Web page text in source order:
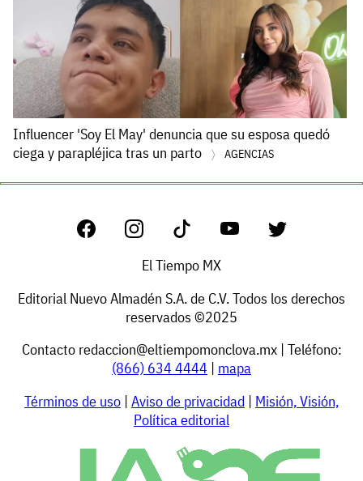
Influencer 'Soy El May' denuncia que su esposa quedó
ciega y parapléjica tras un parto
AGENCIAS
El Tiempo MX
Editorial Nuevo Almadén S.A. de C.V. Todos los derechos
reservados ©2025
Contacto redaccion@eltiempomonclova.mx| Teléfono:
(866) 634 4444 | mapa
Términos de uso | Aviso de privacidad | Misión, Visión,
Política editorial